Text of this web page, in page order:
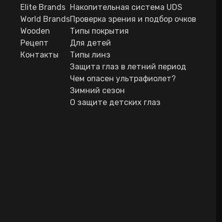
Elite Brands
World Brands
Wooden
Рецепт
Контакты
Накопительная система UDS
Проверка зрения и подбор очков
Типы покрытия
Для детей
Типы линз
Защита глаз в летний период
Чем опасен ультрафиолет?
Зимний сезон
О защите детских глаз